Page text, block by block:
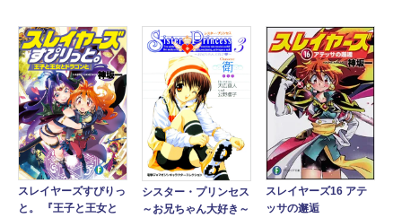
スレイヤーズすぴりっ
と。 『王子と王女と
シスター・プリンセス
～お兄ちゃん大好き～
スレイヤーズ16 アテ
ッサの邂逅